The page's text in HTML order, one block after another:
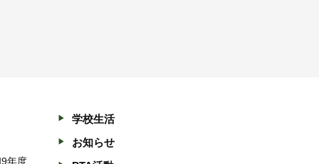
年度
学校生活
お知らせ